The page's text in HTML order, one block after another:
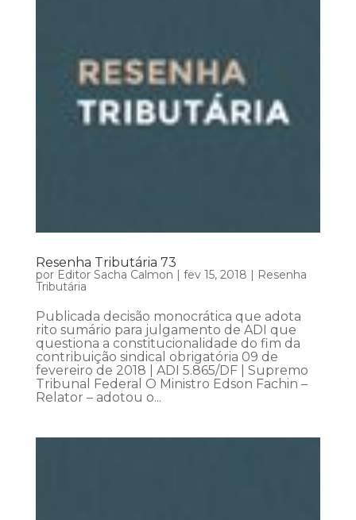
Resenha Tributária 73
por Editor Sacha Calmon | fev 15, 2018 | Resenha
Tributária
Publicada decisão monocrática que adota
rito sumário para julgamento de ADI que
questiona a constitucionalidade do fim da
contribuição sindical obrigatória 09 de
fevereiro de 2018 | ADI 5.865/DF | Supremo
Tribunal Federal O Ministro Edson Fachin –
Relator – adotou o...